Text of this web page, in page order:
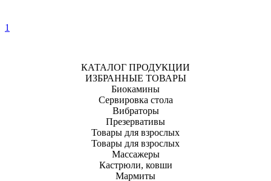
1
КАТАЛОГ ПРОДУКЦИИ
ИЗБРАННЫЕ ТОВАРЫ
Биокамины
Сервировка стола
Вибраторы
Презервативы
Товары для взрослых
Товары для взрослых
Массажеры
Кастрюли, ковши
Мармиты